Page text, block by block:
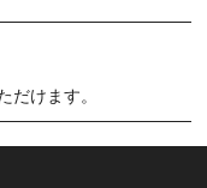
けます。